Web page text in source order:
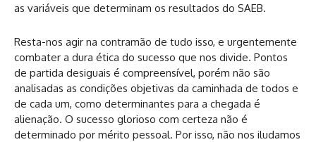
as variáveis que determinam os resultados do SAEB.
Resta-nos agir na contramão de tudo isso, e urgentemente
combater a dura ética do sucesso que nos divide. Pontos
de partida desiguais é compreensível, porém não são
analisadas as condições objetivas da caminhada de todos e
de cada um, como determinantes para a chegada é
alienação. O sucesso glorioso com certeza não é
determinado por mérito pessoal. Por isso, não nos iludamos